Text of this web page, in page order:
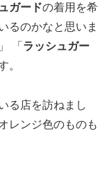
ガードの着用を希
るのかなと思いま
「 ラッシュガー
。
る店を訪ねまし
レンジ色のものも